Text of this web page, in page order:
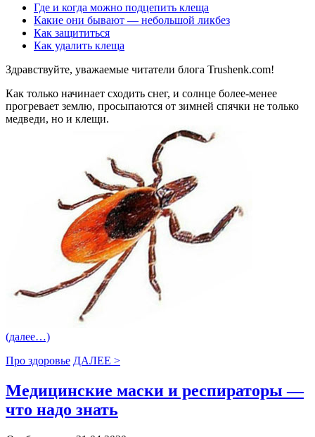
Где и когда можно подцепить клеща
Какие они бывают — небольшой ликбез
Как защититься
Как удалить клеща
Здравствуйте, уважаемые читатели блога Trushenk.com!
Как только начинает сходить снег, и солнце более-менее
прогревает землю, просыпаются от зимней спячки не только
медведи, но и клещи.
(далее…)
Про здоровье ДАЛЕЕ >
Медицинские маски и респираторы —
что надо знать